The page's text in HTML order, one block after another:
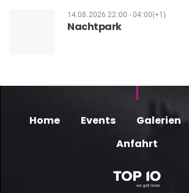
14.08.2026 22:00 - 04:00(+1)
Nachtpark
Home Events Galerien
Anfahrt